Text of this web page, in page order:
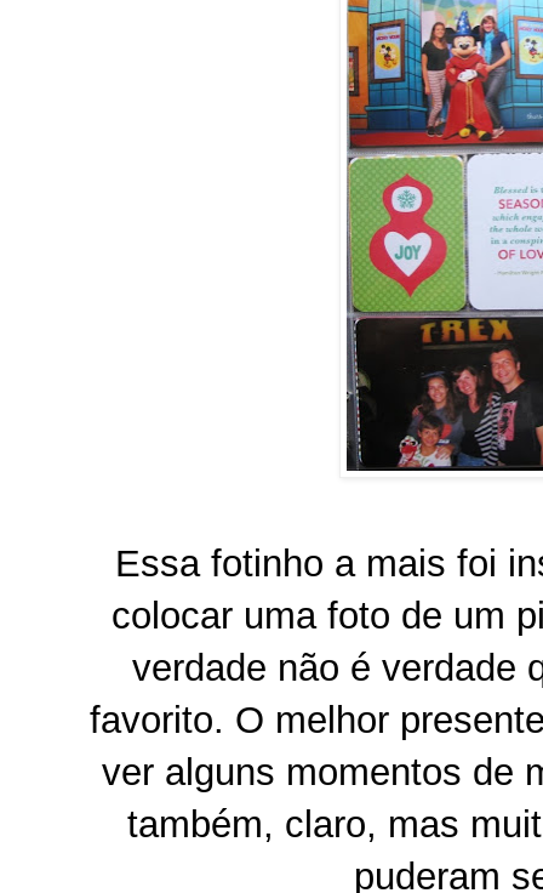
Essa fotinho a mais foi
colocar uma foto de um
verdade não é verdade
favorito. O melhor
ver alguns momentos de
também, claro, mas
puderam